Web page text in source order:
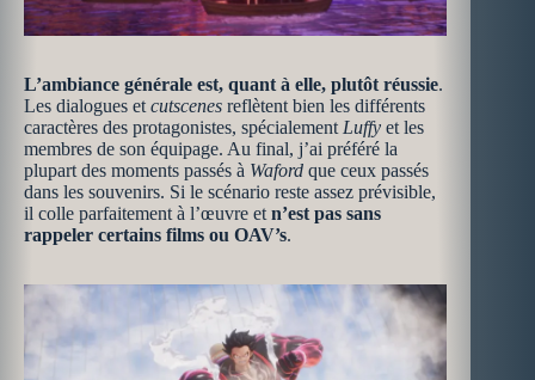
L’ambiance générale est, quant à elle, plutôt réussie.
Les dialogues etcutscenes reflètent bien les différents
caractères des protagonistes, spécialementLuffy et les
membres de son équipage. Au final, j’ai préféré la
plupart des moments passés à Waford que ceux passés
dans les souvenirs. Si le scénario reste assez prévisible,
il colle parfaitement à l’œuvre etn’est pas sans
rappeler certains films ou OAV’s.